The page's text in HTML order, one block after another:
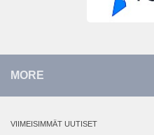
MORE
VIIMEISIMMÄT UUTISET